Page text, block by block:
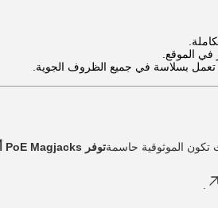
في الموقع.
تعمل بسلاسة في جميع الظروف الجوية.
تكون الموثوقية حاسمة